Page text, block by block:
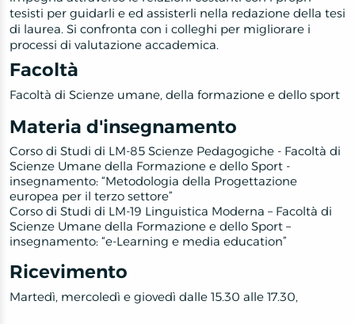
tesisti per guidarli e ed assisterli nella redazione della tesi
di laurea. Si confronta con i colleghi per migliorare i
processi di valutazione accademica.
Facoltà
Facoltà di Scienze umane, della formazione e dello sport
Materia d'insegnamento
Corso di Studi di LM-85 Scienze Pedagogiche - Facoltà di
Scienze Umane della Formazione e dello Sport -
insegnamento: “Metodologia della Progettazione
europea per il terzo settore”
Corso di Studi di LM-19 Linguistica Moderna – Facoltà di
Scienze Umane della Formazione e dello Sport –
insegnamento: “e-Learning e media education”
Ricevimento
Martedì, mercoledì e giovedì dalle 15.30 alle 17.30,